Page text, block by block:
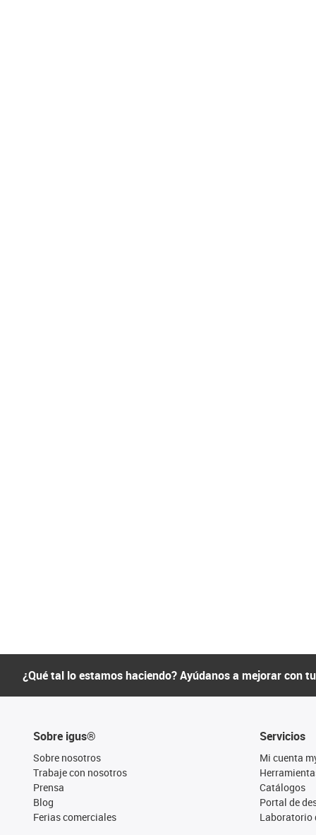
¿Qué tal lo estamos haciendo? Ayúdanos a mejorar con
Sobre igus®
Sobre nosotros
Trabaje con nosotros
Prensa
Blog
Ferias comerciales
Servicios
Mi cuenta
Catálogos
Portal de
Laboratorio